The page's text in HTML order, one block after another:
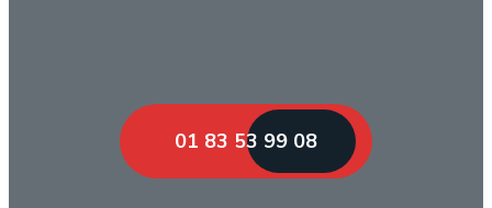
01 83 53 99 08